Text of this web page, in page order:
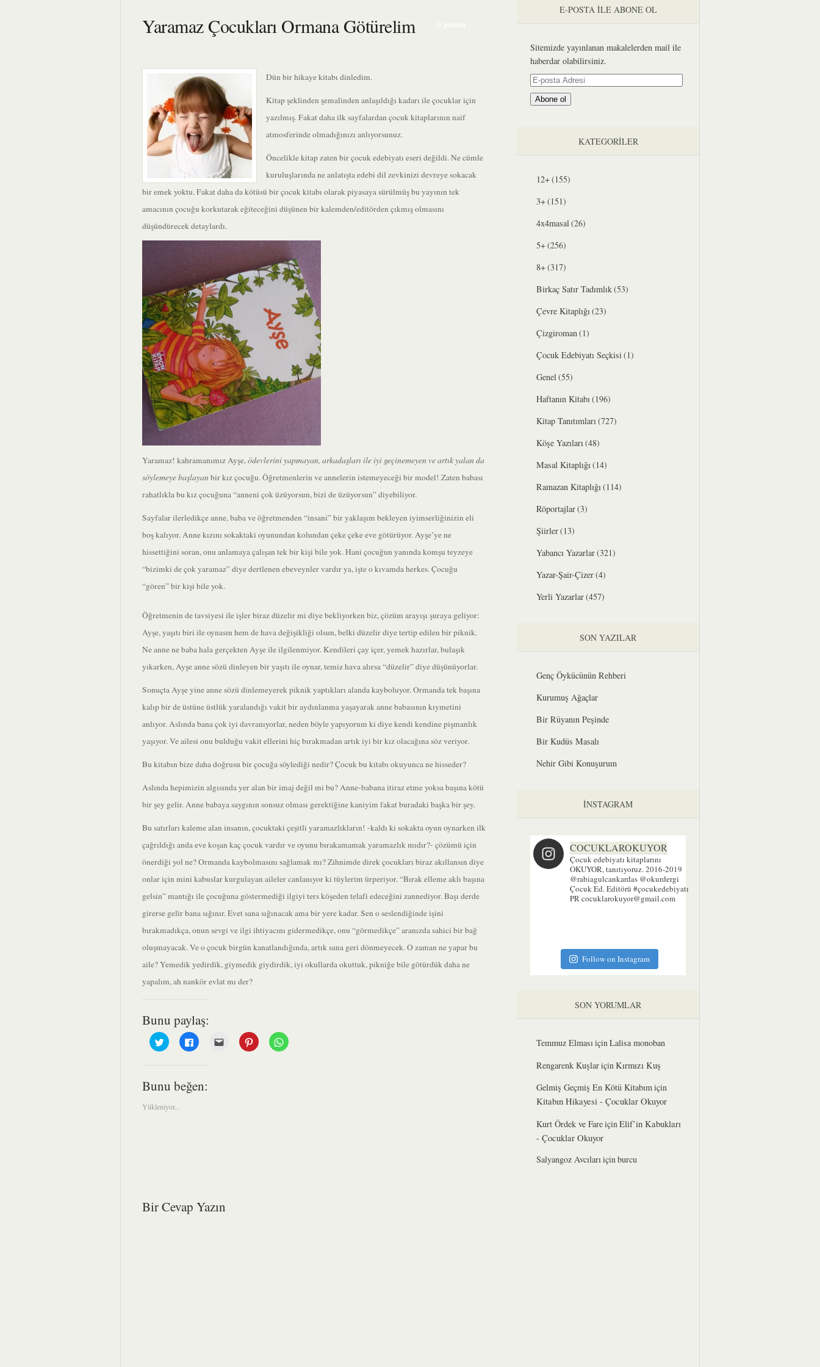
Yaramaz Çocukları Ormana Götürelim
Dün bir hikaye kitabı dinledim.
Kitap şeklinden şemalinden anlaşıldığı kadarı ile çocuklar için
yazılmış. Fakat daha ilk sayfalardan çocuk kitaplarının naif
atmosferinde olmadığınızı anlıyorsunuz.
Öncelikle kitap zaten bir çocuk edebiyatı eseri değildi. Ne cümle
kuruluşlarında ne anlatışta edebi dil zevkinizi devreye sokacak
bir emek yoktu. Fakat daha da kötüsü bir çocuk kitabı olarak piyasaya sürülmüş bu yayının tek
amacının çocuğu korkutarak eğiteceğini düşünen bir kalemden/editörden çıkmış olmasını
düşündürecek detaylardı.
Yaramaz! kahramanımız Ayşe,ödevlerini yapmayan, arkadaşları ile iyi geçinemeyen ve artık yalan da
söylemeye başlayanbir kız çocuğu. Öğretmenlerin ve annelerin istemeyeceği bir model! Zaten babası
rahatlıkla bu kız çocuğuna “anneni çok üzüyorsun, bizi de üzüyorsun” diyebiliyor.
Sayfalar ilerledikçe anne, baba ve öğretmenden “insani” bir yaklaşım bekleyen iyimserliğinizin eli
boş kalıyor. Anne kızını sokaktaki oyunundan kolundan çeke çeke eve götürüyor. Ayşe’ye ne
hissettiğini soran, onu anlamaya çalışan tek bir kişi bile yok. Hani çocuğun yanında komşu teyzeye
“bizimki de çok yaramaz” diye dertlenen ebeveynler vardır ya, işte o kıvamda herkes. Çocuğu
“gören” bir kişi bile yok.
Öğretmenin de tavsiyesi ile işler biraz düzelir mi diye bekliyorken biz, çözüm arayışı şuraya geliyor:
Ayşe, yaşıtı biri ile oynasın hem de hava değişikliği olsun, belki düzelir diye tertip edilen bir piknik.
Ne anne ne baba hala gerçekten Ayşe ile ilgilenmiyor. Kendileri çay içer, yemek hazırlar, bulaşık
yıkarken, Ayşe anne sözü dinleyen bir yaşıtı ile oynar, temiz hava alırsa “düzelir” diye düşünüyorlar.
Sonuçta Ayşe yine anne sözü dinlemeyerek piknik yaptıkları alanda kayboluyor. Ormanda tek başına
kalıp bir de üstüne üstlük yaralandığı vakit bir aydınlanma yaşayarak anne babasının kıymetini
anlıyor. Aslında bana çok iyi davranıyorlar, neden böyle yapıyorum ki diye kendi kendine pişmanlık
yaşıyor. Ve ailesi onu bulduğu vakit ellerini hiç bırakmadan artık iyi bir kız olacağına söz veriyor.
Bu kitabın bize daha doğrusu bir çocuğa söylediği nedir? Çocuk bu kitabı okuyunca ne hisseder?
Aslında hepimizin algısında yer alan bir imaj değil mi bu? Anne-babana itiraz etme yoksa başına kötü
bir şey gelir. Anne babaya saygının sonsuz olması gerektiğine kaniyim fakat buradaki başka bir şey.
Bu satırları kaleme alan insanın, çocuktaki çeşitli yaramazlıkların! -kaldı ki sokakta oyun oynarken ilk
çağrıldığı anda eve koşan kaç çocuk vardır ve oyunu bırakamamak yaramazlık mıdır?- çözümü için
önerdiği yol ne? Ormanda kaybolmasını sağlamak mı? Zihnimde direk çocukları biraz akıllansın diye
onlar için mini kabuslar kurgulayan aileler canlanıyor ki tüylerim ürperiyor. “Bırak elleme aklı başına
gelsin” mantığı ile çocuğuna göstermediği ilgiyi ters köşeden telafi edeceğini zannediyor. Başı derde
girerse gelir bana sığınır. Evet sana sığınacak ama bir yere kadar. Sen o seslendiğinde işini
bırakmadıkça, onun sevgi ve ilgi ihtiyacını gidermedikçe, onu “görmedikçe” aranızda sahici bir bağ
oluşmayacak. Ve o çocuk birgün kanatlandığında, artık sana geri dönmeyecek. O zaman ne yapar bu
aile? Yemedik yedirdik, giymedik giydirdik, iyi okullarda okuttuk, pikniğe bile götürdük daha ne
yapalım, ah nankör evlat mı der?
Bunu paylaş:
Twitter
üzerinde
paylaşmak
pencerede
açılır)
Facebook'ta
paylaşmak
açılır)
ArkadaşınızlaPinterest'te
paylaşmak
WhatsApp'ta
paylaşmak
Bunu beğen:
Yükleniyor...
Bir Cevap Yazın
E-POSTA ILE ABONE OL
Sitemizde yayınlanan makalelerden mail ile
haberdar olabilirsiniz.
E-
posta
Adresi
Abone ol
KATEGORILER
12+(155)
3+(151)
4x4masal(26)
5+(256)
8+(317)
Birkaç Satır Tadımlık(53)
Çevre Kitaplığı(23)
Çizgiroman(1)
Çocuk Edebiyatı Seçkisi(1)
Genel(55)
Haftanın Kitabı(196)
Kitap Tanıtımları(727)
Köşe Yazıları(48)
Masal Kitaplığı(14)
Ramazan Kitaplığı(114)
Röportajlar(3)
Şiirler(13)
Yabancı Yazarlar(321)
Yazar-Şair-Çizer(4)
Yerli Yazarlar(457)
SON YAZILAR
Genç Öykücünün Rehberi
Kurumuş Ağaçlar
Bir Rüyanın Peşinde
Bir Kudüs Masalı
Nehir Gibi Konuşurum
İNSTAGRAM
COCUKLAROKUYOR
Çocuk edebiyatı kitaplarını
OKUYOR, tanıtıyoruz. 2016-2019
@rabiagulcankardas @okurdergi
Çocuk Ed. Editörü #çocukedebiyatı
PR cocuklarokuyor@gmail.com
Follow on Instagram
SON YORUMLAR
Temmuz ElmasıiçinLalisa monoban
Rengarenk KuşlariçinKırmızı Kuş
Gelmiş Geçmiş En Kötü Kitabımiçin
Kitabın Hikayesi - Çocuklar Okuyor
Kurt Ördek ve FareiçinElif’in Kabukları
- Çocuklar Okuyor
Salyangoz Avcılarıiçinburcu